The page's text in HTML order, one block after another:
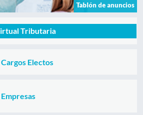
Tablón de anuncios
Tributaria
Electos